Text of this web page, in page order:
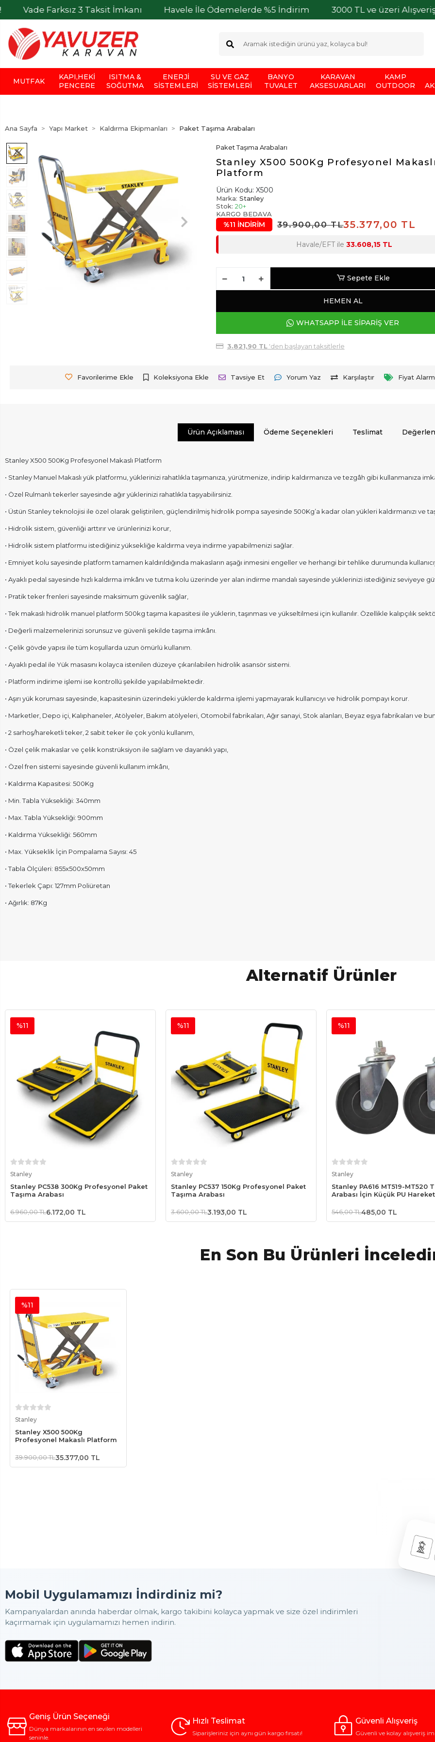
3 Taksit İmkanı Havele İle Ödemelerde %5 İndirim 3000 TL ve üzeri Alışverişlerinizde
MUTFAK
KAPI,HEKI
PENCERE
ISITMA &
SOĞUTMA
ENERJI
SISTEMLERI
SU VE GAZ
SISTEMLERI
BANYO
TUVALET
KARAVAN
AKSESUARLARI
KAMP
OUTDOOR
Ana Sayfa Yapı Market Kaldırma Ekipmanları Paket Taşıma Arabaları
Paket Taşıma Arabaları
Stanley X500 500Kg Profesyonel
Platform
Ürün Kodu: X500
Marka: Stanley
Stok: 20+
KARGO BEDAVA
%11 İNDİRİM 39.900,00 TL35.377,00 TL
Havale/EFT ile 33.608,15 TL
Sepete Ekle
HEMEN AL
WHATSAPP İLE SİPARİŞ VER
3.821,90 TL'den başlayan taksitlerle
Favorilerime Ekle Koleksiyona Ekle Tavsiye Et Yorum Yaz Karşılaştır Fiyat
Ürün Açıklaması Ödeme Seçenekleri Teslimat
Stanley X500 500Kg Profesyonel Makaslı Platform
• Stanley Manuel Makaslı yük platformu, yüklerinizi rahatlıkla taşımanıza, yürütmenize, indirip kaldırmanıza ve tezgâh gibi kullanmanıza
• Özel Rulmanlı tekerler sayesinde ağır yüklerinizi rahatlıkla taşıyabilirsiniz.
• Üstün Stanley teknolojisi ile özel olarak geliştirilen, güçlendirilmiş hidrolik pompa sayesinde 500Kg’a kadar olan yükleri kaldırmanızı ve
• Hidrolik sistem, güvenliği arttırır ve ürünlerinizi korur,
• Hidrolik sistem platformu istediğiniz yüksekliğe kaldırma veya indirme yapabilmenizi sağlar.
• Emniyet kolu sayesinde platform tamamen kaldırıldığında makasların aşağı inmesini engeller ve herhangi bir tehlike durumunda
• Ayaklı pedal sayesinde hızlı kaldırma imkânı ve tutma kolu üzerinde yer alan indirme mandalı sayesinde yüklerinizi istediğiniz seviyeye
• Pratik teker frenleri sayesinde maksimum güvenlik sağlar,
• Tek makaslı hidrolik manuel platform 500kg taşıma kapasitesi ile yüklerin, taşınması ve yükseltilmesi için kullanılır. Özellikle kalıpçılık
• Değerli malzemelerinizi sorunsuz ve güvenli şekilde taşıma imkânı.
• Çelik gövde yapısı ile tüm koşullarda uzun ömürlü kullanım.
• Ayaklı pedal ile Yük masasını kolayca istenilen düzeye çıkarılabilen hidrolik asansör sistemi.
• Platform indirime işlemi ise kontrollü şekilde yapılabilmektedir.
• Aşırı yük koruması sayesinde, kapasitesinin üzerindeki yüklerde kaldırma işlemi yapmayarak kullanıcıyı ve hidrolik pompayı korur.
• Marketler, Depo içi, Kalıphaneler, Atölyeler, Bakım atölyeleri, Otomobil fabrikaları, Ağır sanayi, Stok alanları, Beyaz eşya fabrikaları ve
• 2 sarhoş/hareketli teker, 2 sabit teker ile çok yönlü kullanım,
• Özel çelik makaslar ve çelik konstrüksiyon ile sağlam ve dayanıklı yapı,
• Özel fren sistemi sayesinde güvenli kullanım imkânı,
• Kaldırma Kapasitesi: 500Kg
• Min. Tabla Yüksekliği: 340mm
• Max. Tabla Yüksekliği: 900mm
• Kaldırma Yüksekliği: 560mm
• Max. Yükseklik İçin Pompalama Sayısı: 45
• Tabla Ölçüleri: 855x500x50mm
• Tekerlek Çapı: 127mm Poliüretan
• Ağırlık: 87Kg
Alternatif Ürünler
Stanley
Stanley PC538 300Kg Profesyonel Paket
Taşıma Arabası
%11
6.960,00 TL6.172,00 TL
Stanley
Stanley PC537 150Kg Profesyonel Paket
Taşıma Arabası
%11
3.600,00 TL3.193,00 TL
Stanley
Stanley PA616 MT519-MT520
Arabası İçin Küçük PU
%11
546,00 TL485,00 TL
En Son Bu Ürünleri
Stanley
Stanley X500 500Kg
Profesyonel Makaslı Platform
%11
39.900,00 TL35.377,00 TL
Mobil Uygulamamızı İndirdiniz mi?
Kampanyalardan anında haberdar olmak, kargo takibini kolayca yapmak ve size özel indirimleri
kaçırmamak için uygulamamızı hemen indirin.
Geniş Ürün Seçeneği
Dünya markalarının en sevilen modelleri
seninle.
Hızlı Teslimat
Siparişleriniz için aynı gün kargo fırsatı!
Güvenli Alışveriş
Güvenli ve kolay alışveriş